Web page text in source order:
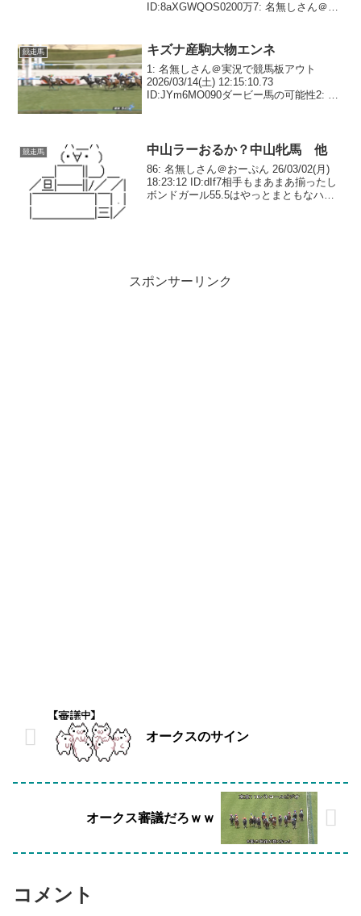
ID:8aXGWQOS0200万7: 名無しさん＠実
競走馬 キズナ産駒大物エンネ
1: 名無しさん＠実況で競馬板アウト
2026/03/14(土) 12:15:10.73
ID:JYm6MO090ダービー馬の可能性2: 名
競走馬 中山ラーおるか？中山牝馬 他
86: 名無しさん＠おーぷん 26/03/02(月)
18:23:12 ID:dIf7相手もまあまあ揃ったし
ボンドガール55.5はやっとまともなハン
スポンサーリンク
オークスのサイン
オークス審議だろｗｗ
コメント